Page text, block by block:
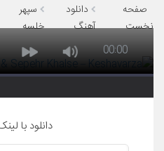
صفحه
نخست
دانلود
آهنگ
سپهر
خلسه
00:00
دانلود با